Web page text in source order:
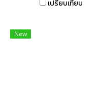
ง่ายเป็นพิเศษ อีกทั้งยังมีขนาด
โจทย์ในการพกพาสำหรับการเ
เปรียบเทียบ
New